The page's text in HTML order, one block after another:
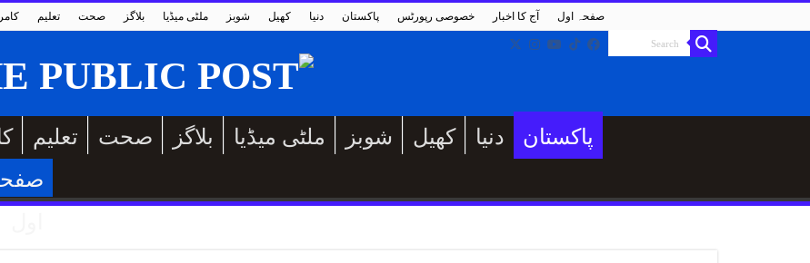
تعلیم صحت بلاگز ملٹی میڈیا شوبز کھیل دنیا پاکستان خصوصی رپورٹس آج کا اخبار صفحہ اول
تعلیم صحت بلاگز ملٹی میڈیا شوبز کھیل دنیا
پاکستان